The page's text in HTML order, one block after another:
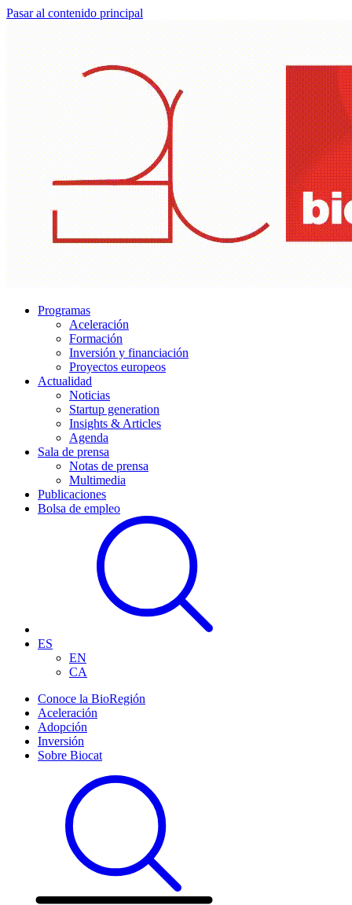
Pasar al contenido principal
Programas
Aceleración
Formación
Inversión y financiación
Proyectos europeos
Actualidad
Noticias
Startup generation
Insights & Articles
Agenda
Sala de prensa
Notas de prensa
Multimedia
Publicaciones
Bolsa de empleo
ES
EN
CA
Conoce la BioRegión
Aceleración
Adopción
Inversión
Sobre Biocat